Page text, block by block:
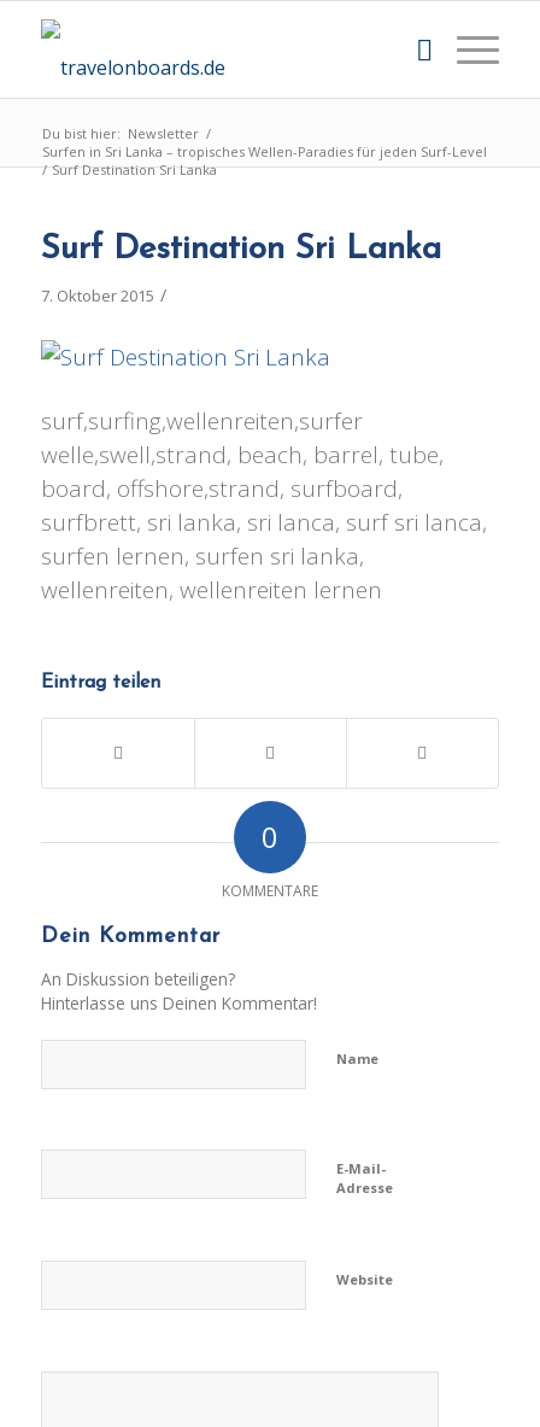
Du bist hier: Newsletter /
Surfen in Sri Lanka – tropisches Wellen-Paradies für jeden Surf-Level
/ Surf Destination Sri Lanka
Surf Destination Sri Lanka
7. Oktober 2015 /
surf,surfing,wellenreiten,surfer
welle,swell,strand, beach, barrel, tube,
board, offshore,strand, surfboard,
surfbrett, sri lanka, sri lanca, surf sri lanca,
surfen lernen, surfen sri lanka,
wellenreiten, wellenreiten lernen
Eintrag teilen
0
KOMMENTARE
Dein Kommentar
An Diskussion beteiligen?
Hinterlasse uns Deinen Kommentar!
Name
E-Mail-
Adresse
Website